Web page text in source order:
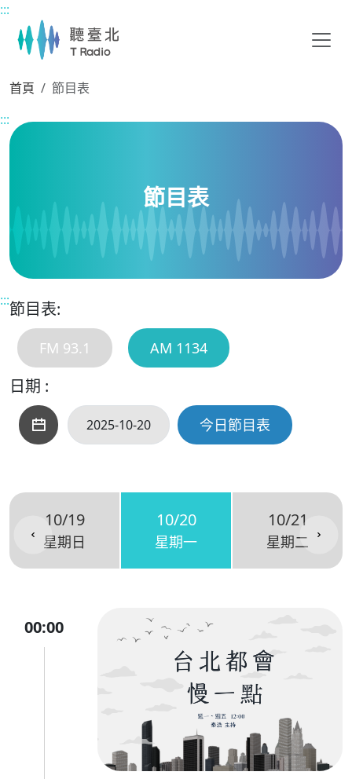
主要內容區塊
:::
首頁
節目表
:::
節目表
:::節目表:
FM 93.1 AM 1134
日期 :
今日節目表
10/19
星期日
10/20
星期一
10/21
星期二
00:00